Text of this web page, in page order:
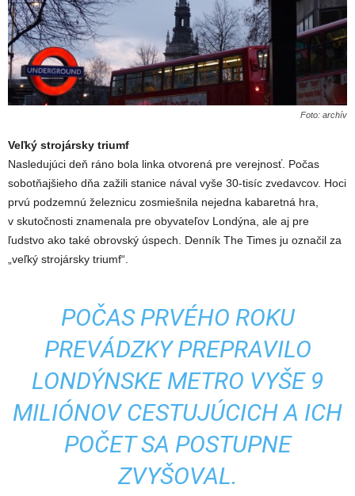
Foto: archív
Veľký strojársky triumf
Nasledujúci deň ráno bola linka otvorená pre verejnosť. Počas
sobotňajšieho dňa zažili stanice nával vyše 30-tisíc zvedavcov. Hoci
prvú podzemnú železnicu zosmiešnila nejedna kabaretná hra,
v skutočnosti znamenala pre obyvateľov Londýna, ale aj pre
ľudstvo ako také obrovský úspech. Denník The Times ju označil za
„veľký strojársky triumf“.
POČAS PRVÉHO ROKU
PREVÁDZKY PREPRAVILO
LONDÝNSKE METRO VYŠE 9
MILIÓNOV CESTUJÚCICH A ICH
POČET SA POSTUPNE
ZVYŠOVAL.